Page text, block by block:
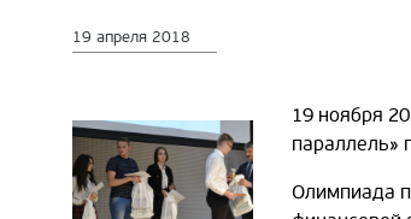
19 апреля 2018
19 ноября
параллель»
Олимпиада